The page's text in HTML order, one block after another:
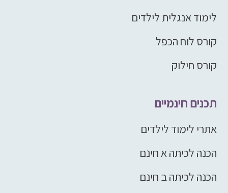
לימוד אנגלית לילדים
קורס לוח הכפל
קורס חילוק
תכנים חינמיים
אתרי לימוד לילדים
הכנה לכיתה א חינם
הכנה לכיתה ב חינם